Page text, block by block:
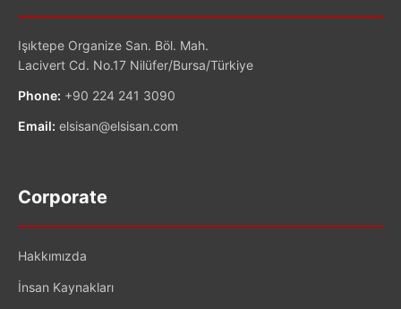
Işıktepe Organize San. Böl. Mah.
Lacivert Cd. No.17 Nilüfer/Bursa/Türkiye
Phone: +90 224 241 3090
Email: elsisan@elsisan.com
Corporate
Hakkımızda
İnsan Kaynakları